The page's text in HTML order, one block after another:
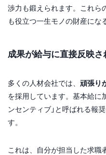
渉力も鍛えられます。これら
も役立つ一生モノの財産にな
成果が給与に直接反映さ
多くの人材会社では、 頑張り
を採用しています。基本給に
ンセンティブ」と呼ばれる報
す。
これは、自分が担当した求職